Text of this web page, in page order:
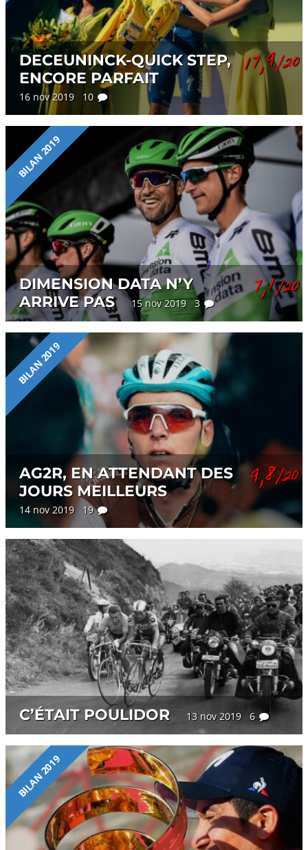
DECEUNINCK-QUICK STEP,
ENCORE PARFAIT
16 nov 2019 10
17,9/20
BILAN 2019
DIMENSION DATA N’Y
ARRIVE PAS
15 nov 2019 3
7,1/20
BILAN 2019
AG2R, EN ATTENDANT DES
JOURS MEILLEURS
14 nov 2019 19
9,8/20
C’ÉTAIT POULIDOR 13 nov 2019 6
BILAN 2019